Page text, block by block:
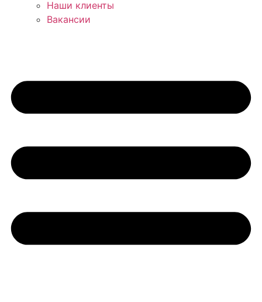
Наши клиенты
Вакансии